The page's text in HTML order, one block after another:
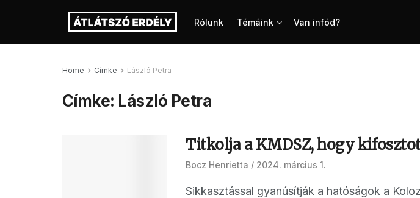
Rólunk Témáink Van infód?
Home Címke László Petra
Címke: László Petra
Titkolja a KMDSZ, hogy
Bocz Henrietta 2024. március 1.
Sikkasztással gyanúsítják a hatóságok a